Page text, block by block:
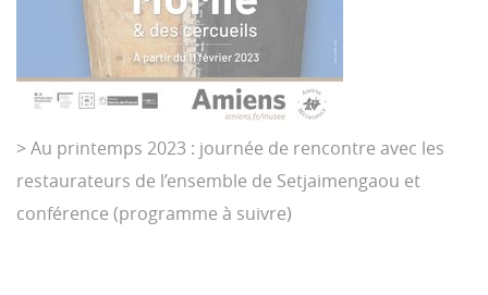
> Au printemps 2023 : journée de rencontre avec les
restaurateurs de l’ensemble de Setjaimengaou et
conférence (programme à suivre)